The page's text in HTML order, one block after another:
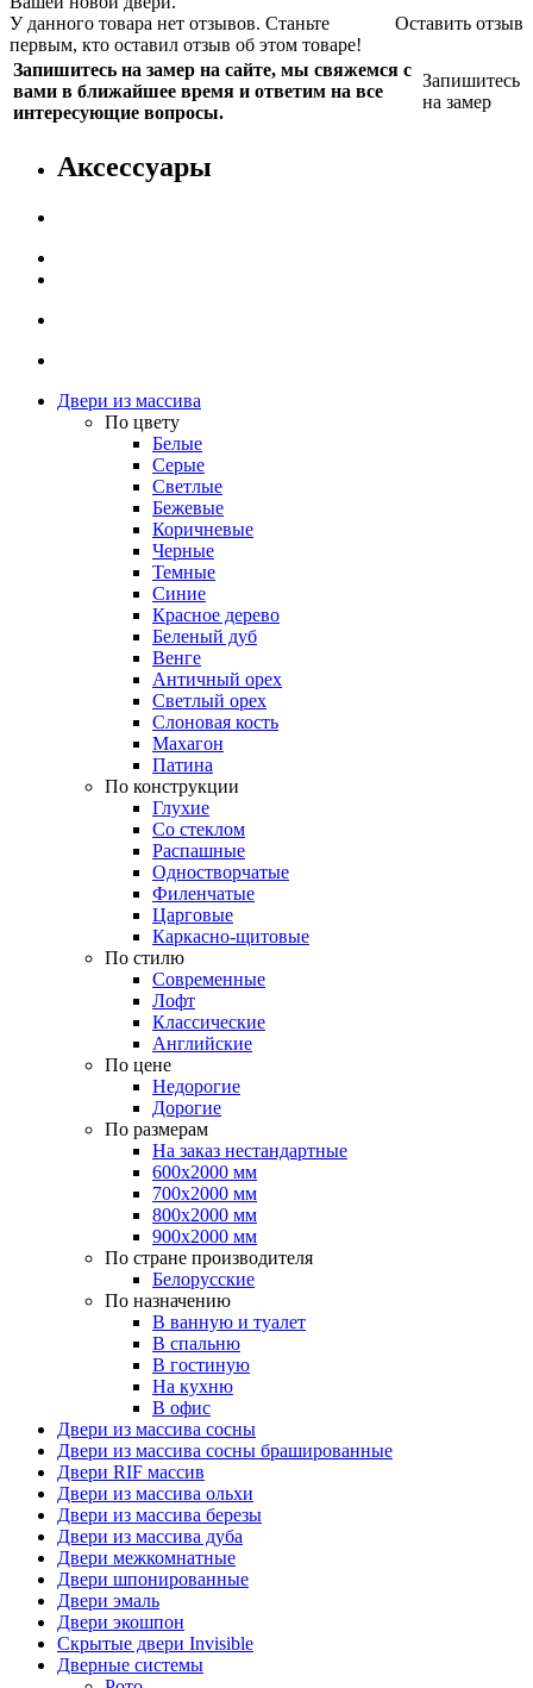
Оставить отзыв
У данного товара нет отзывов. Станьте
первым, кто оставил отзыв об этом товаре!
Запишитесь на замер на сайте, мы свяжемся с
вами в ближайшее время и ответим на все
интересующие вопросы.
Запишитесь
на замер
Аксессуары
Двери из массива
По цвету
Белые
Серые
Светлые
Бежевые
Коричневые
Черные
Темные
Синие
Красное дерево
Беленый дуб
Венге
Античный орех
Светлый орех
Слоновая кость
Махагон
Патина
По конструкции
Глухие
Со стеклом
Распашные
Одностворчатые
Филенчатые
Царговые
Каркасно-щитовые
По стилю
Современные
Лофт
Классические
Английские
По цене
Недорогие
Дорогие
По размерам
На заказ нестандартные
600х2000 мм
700х2000 мм
800х2000 мм
900х2000 мм
По стране производителя
Белорусские
По назначению
В ванную и туалет
В спальню
В гостиную
На кухню
В офис
Двери из массива сосны
Двери из массива сосны брашированные
Двери RIF массив
Двери из массива ольхи
Двери из массива березы
Двери из массива дуба
Двери межкомнатные
Двери шпонированные
Двери эмаль
Двери экошпон
Скрытые двери Invisible
Дверные системы